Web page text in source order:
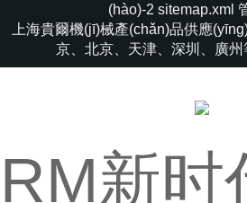
(hào)-2 sitemap.xml
上海貴爾機(jī)械產(chǎn)品供應(yīng)上
京、北京、天津、深圳
RM新时